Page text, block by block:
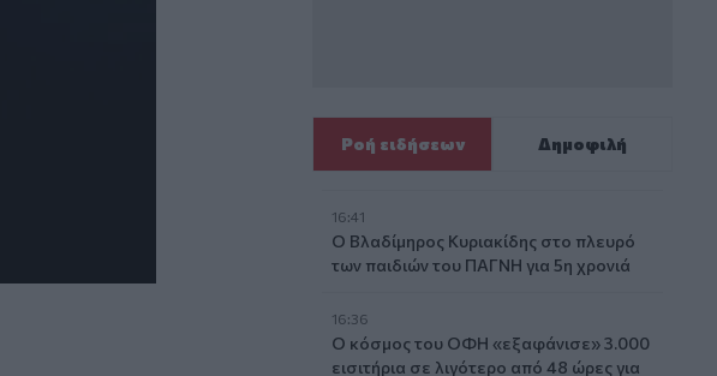
Ροή ειδήσεων Δημοφιλή
16:41
Ο Βλαδίμηρος Κυριακίδης στο πλευρό
των παιδιών του ΠΑΓΝΗ για 5η χρονιά
16:36
Ο κόσμος του ΟΦΗ «εξαφάνισε» 3.000
εισιτήρια σε λιγότερο από 48 ώρες για